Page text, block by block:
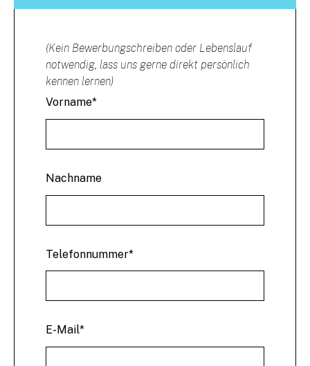
(Kein Bewerbungschreiben oder Lebenslauf
notwendig, lass uns gerne direkt persönlich
kennen lernen)
Vorname*
Nachname
Telefonnummer*
E-Mail*